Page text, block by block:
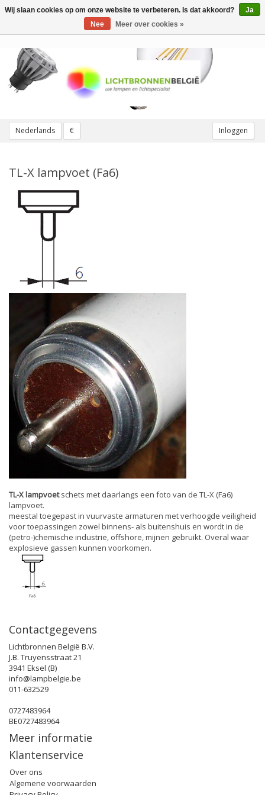
Nederlands € Inloggen
Toggle
TL-X lampvoet (Fa6)
TL-X lampvoetschets met daarlangs een foto van de TL-X (Fa6)
lampvoet.
meestal toegepast in vuurvaste armaturen met verhoogde veiligheid
voor toepassingen zowel binnens- als buitenshuis en wordt in de
(petro-)chemische industrie, offshore, mijnen gebruikt. Overal waar
explosieve gassen kunnen voorkomen.
Contactgegevens
Lichtbronnen België B.V.
J.B. Truyensstraat 21
3941 Eksel (B)
info@lampbelgie.be
011-632529
0727483964
BE0727483964
Meer informatie
Klantenservice
Over ons
Algemene voorwaarden
Wij slaan cookies op om onze website te verbeteren. Is dat akkoord?
Ja
Nee
Meer over cookies »